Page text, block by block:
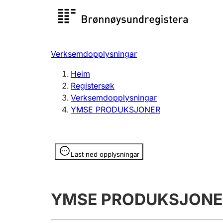
Registersøk
Registrere, endre, slette
Verksemdopplysningar
Heim
Registersøk
Verksemdopplysningar
YMSE PRODUKSJONER
Last ned opplysningar
Opplysninger er skjult
YMSE